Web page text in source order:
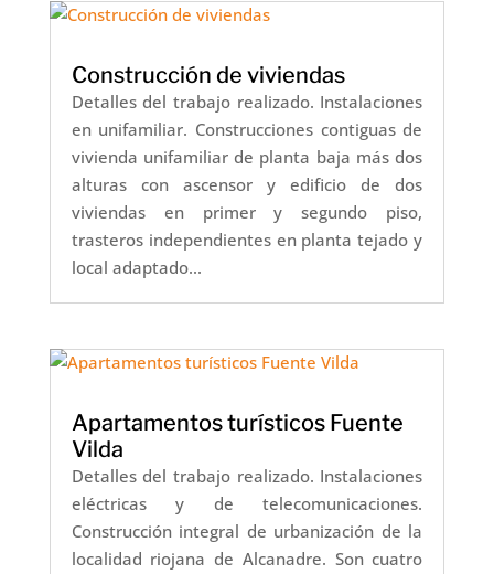
Construcción de viviendas
Detalles del trabajo realizado. Instalaciones
en unifamiliar. Construcciones contiguas de
vivienda unifamiliar de planta baja más dos
alturas con ascensor y edificio de dos
viviendas en primer y segundo piso,
trasteros independientes en planta tejado y
local adaptado...
Apartamentos turísticos Fuente
Vilda
Detalles del trabajo realizado. Instalaciones
eléctricas y de telecomunicaciones.
Construcción integral de urbanización de la
localidad riojana de Alcanadre. Son cuatro